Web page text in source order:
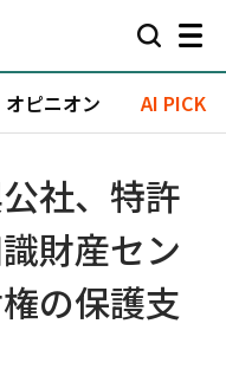
オピニオン AI PICK
社、特許
財産セン
の保護支